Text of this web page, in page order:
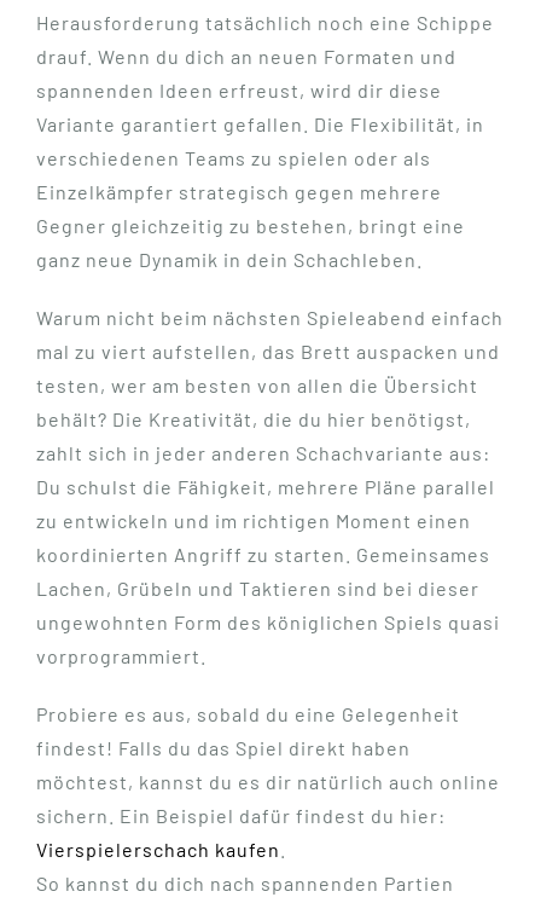
Herausforderung tatsächlich noch eine Schippe
drauf. Wenn du dich an neuen Formaten und
spannenden Ideen erfreust, wird dir diese
Variante garantiert gefallen. Die Flexibilität, in
verschiedenen Teams zu spielen oder als
Einzelkämpfer strategisch gegen mehrere
Gegner gleichzeitig zu bestehen, bringt eine
ganz neue Dynamik in dein Schachleben.
Warum nicht beim nächsten Spieleabend einfach
mal zu viert aufstellen, das Brett auspacken und
testen, wer am besten von allen die Übersicht
behält? Die Kreativität, die du hier benötigst,
zahlt sich in jeder anderen Schachvariante aus:
Du schulst die Fähigkeit, mehrere Pläne parallel
zu entwickeln und im richtigen Moment einen
koordinierten Angriff zu starten. Gemeinsames
Lachen, Grübeln und Taktieren sind bei dieser
ungewohnten Form des königlichen Spiels quasi
vorprogrammiert.
Probiere es aus, sobald du eine Gelegenheit
findest! Falls du das Spiel direkt haben
möchtest, kannst du es dir natürlich auch online
sichern. Ein Beispiel dafür findest du hier:
Vierspielerschach kaufen
So kannst du dich nach spannenden Partien